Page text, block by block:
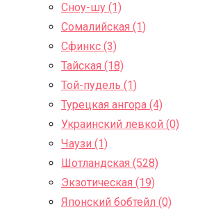
Сноу-шу (1)
Сомалийская (1)
Сфинкс (3)
Тайская (18)
Той-пудель (1)
Турецкая ангора (4)
Украинский левкой (0)
Чаузи (1)
Шотландская (528)
Экзотическая (19)
Японский бобтейл (0)